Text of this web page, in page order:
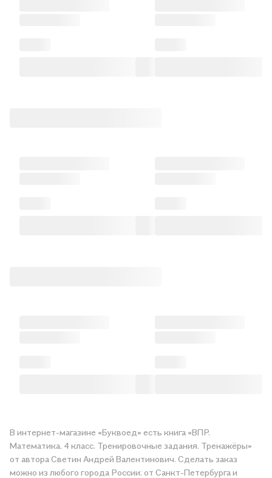
В интернет-магазине «Буквоед» есть книга «ВПР.
Математика. 4 класс. Тренировочные задания. Тренажёры»
от автора Светин Андрей Валентинович. Сделать заказ
можно из любого города России: от Санкт-Петербурга и